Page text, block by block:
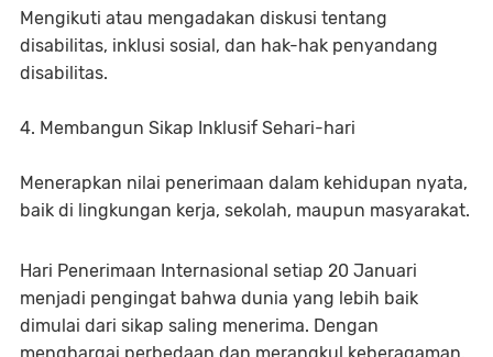
Mengikuti atau mengadakan diskusi tentang
disabilitas, inklusi sosial, dan hak-hak penyandang
disabilitas.
4. Membangun Sikap Inklusif Sehari-hari
Menerapkan nilai penerimaan dalam kehidupan nyata,
baik di lingkungan kerja, sekolah, maupun masyarakat.
Hari Penerimaan Internasional setiap 20 Januari
menjadi pengingat bahwa dunia yang lebih baik
dimulai dari sikap saling menerima. Dengan
menghargai perbedaan dan merangkul keberagaman,